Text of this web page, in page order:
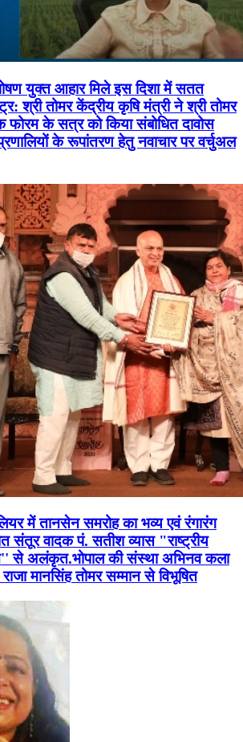
युक्त आहार मिले इस दिशा में सतत
श्री तोमर केंद्रीय कृषि मंत्री ने श्री तोमर
फोरम के सत्र को किया संबोधित दावोस
के रूपांतरण हेतु नवाचार पर वर्चुअल
में तानसेन समरोह का भव्य एवं रंगारंग
संतूर वादक पं. सतीश व्यास "राष्ट्रीय
से अलंकृत.भोपाल की संस्था अभिनव कला
राजा मानसिंह तोमर सम्मान से विभूषित